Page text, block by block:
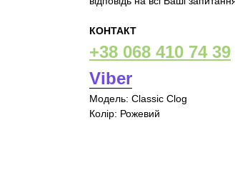
КОНТАКТ
+38 068 410 74 39
Viber
Модель: Classic Clog
Колір: Рожевий